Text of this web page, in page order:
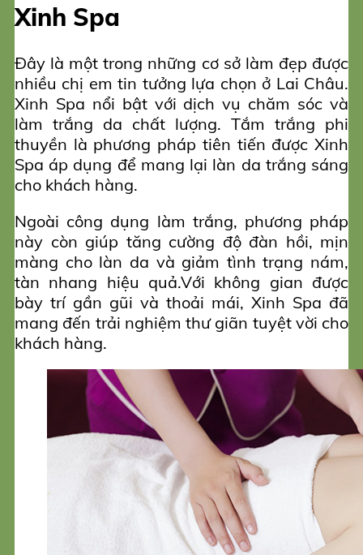
Xinh Spa
Đây là một trong những cơ sở làm đẹp được
nhiều chị em tin tưởng lựa chọn ở Lai Châu.
Xinh Spa nổi bật với dịch vụ chăm sóc và
làm trắng da chất lượng. Tắm trắng phi
thuyền là phương pháp tiên tiến được Xinh
Spa áp dụng để mang lại làn da trắng sáng
cho khách hàng.
Ngoài công dụng làm trắng, phương pháp
này còn giúp tăng cường độ đàn hồi, mịn
màng cho làn da và giảm tình trạng nám,
tàn nhang hiệu quả.Với không gian được
bày trí gần gũi và thoải mái, Xinh Spa đã
mang đến trải nghiệm thư giãn tuyệt vời cho
khách hàng.